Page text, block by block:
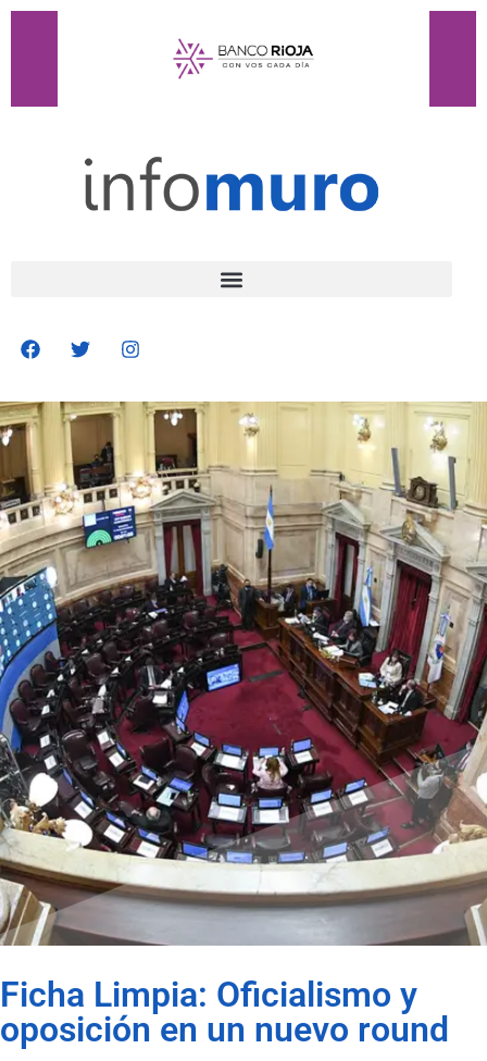
Ficha Limpia: Oficialismo y
oposición en un nuevo round